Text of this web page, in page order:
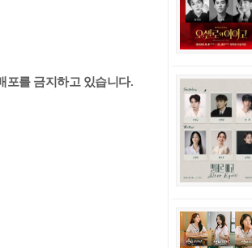
포를 금지하고 있습니다.